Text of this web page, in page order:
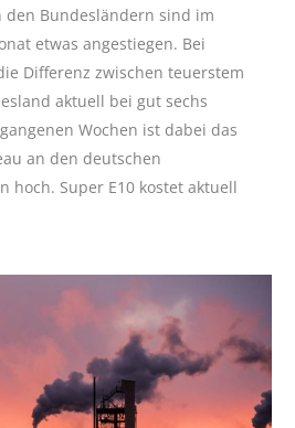
den Bundesländern sind im
etwas angestiegen. Bei
Differenz zwischen teuerstem
aktuell bei gut sechs
Wochen ist dabei das
an den deutschen
hoch. Super E10 kostet aktuell